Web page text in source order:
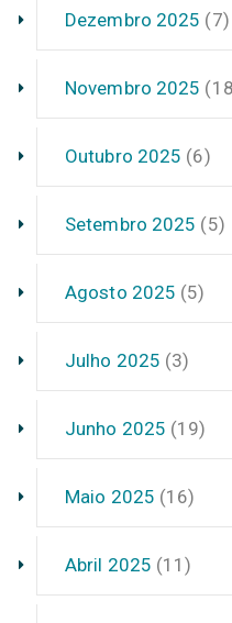
Dezembro 2025 (7)
Novembro 2025
Outubro 2025 (6)
Setembro 2025 (5)
Agosto 2025 (5)
Julho 2025 (3)
Junho 2025 (19)
Maio 2025 (16)
Abril 2025 (11)